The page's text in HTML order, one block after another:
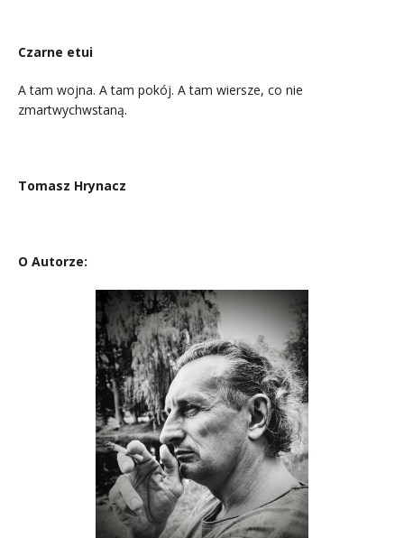
Czarne etui
A tam wojna. A tam pokój. A tam wiersze, co nie
zmartwychwstaną.
Tomasz Hrynacz
O Autorze: